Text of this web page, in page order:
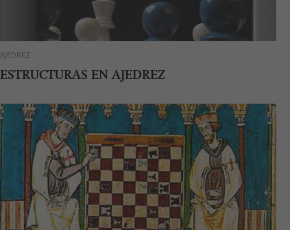
AJEDREZ
ESTRUCTURAS EN AJEDREZ